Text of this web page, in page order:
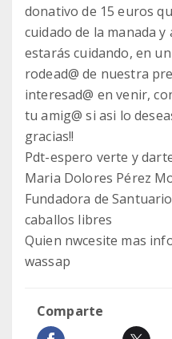
donativo de 15 euros
cuidado de la manada
estarás cuidando, en
rodead@ de nuestra
interesad@ en venir,
tu amig@ si asi lo
gracias!!
Pdt-espero verte y
Maria Dolores Pérez
Fundadora de
caballos libres
Quien nwcesite mas
wassap
Comparte